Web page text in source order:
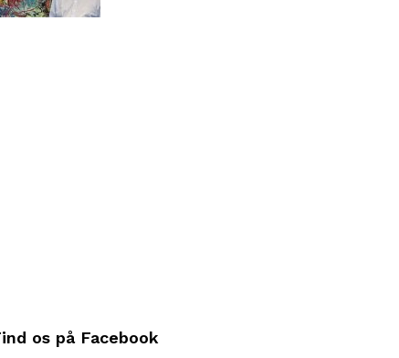
os på Facebook